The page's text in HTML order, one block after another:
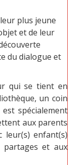
plus jeune
et de leur
du dialogue et
qui se tient en
un coin
spécialement
aux parents
leur(s) enfant(s)
partages et aux